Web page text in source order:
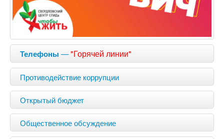
Телефоны —"Горячей линии"
Противодействие коррупции
Открытый бюджет
Общественное обсуждение